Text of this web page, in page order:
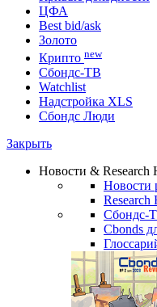
Портфель
Консенсусы
Поиск облигаций
Кривые доходности
ЦФА
Best bid/ask
Золото
Крипто new
Watchlist
Сбондс Люди
Новости & Research
Новости
Research
Сбондс-
Cbonds